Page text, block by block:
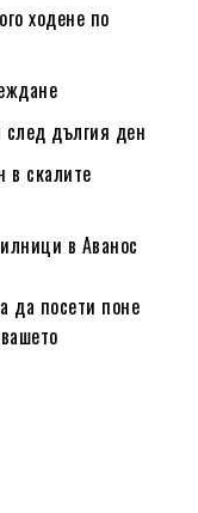
ходене по
след дългия ден
в скалите
в Аванос
да посети поне